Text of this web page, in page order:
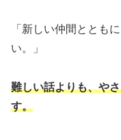
「新しい仲間ととも
い。」
難しい話よりも、や
す。